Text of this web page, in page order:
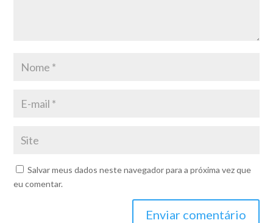
Salvar meus dados neste navegador para a próxima vez que
eu comentar.
Enviar comentário